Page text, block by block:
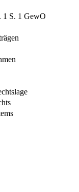
1 S. 1 GewO